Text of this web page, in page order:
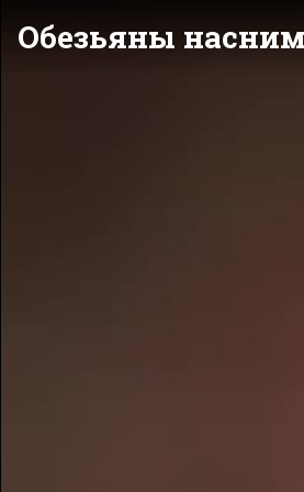
Обезьяны